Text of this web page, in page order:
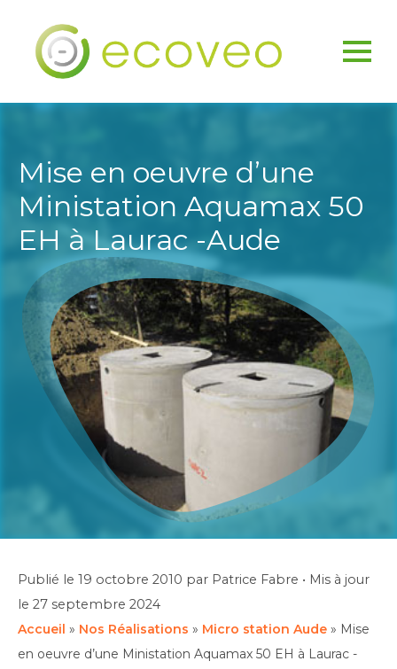
Mise en oeuvre d’une
Ministation Aquamax 50
EH à Laurac -Aude
Publié le 19 octobre 2010 par Patrice Fabre • Mis à jour
le 27 septembre 2024
Accueil » Nos Réalisations » Micro station Aude » Mise
en oeuvre d’une Ministation Aquamax 50 EH à Laurac -